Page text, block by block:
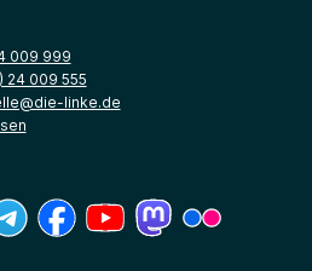
009 999
24 009 555
linke.de
Fenster)
ein neues Fenster)
öffnet ein neues Fenster)
(Link öffnet ein neues Fenster)
(Link öffnet ein neues Fenster)
(Link öffnet ein neues
(Link öffnet ein